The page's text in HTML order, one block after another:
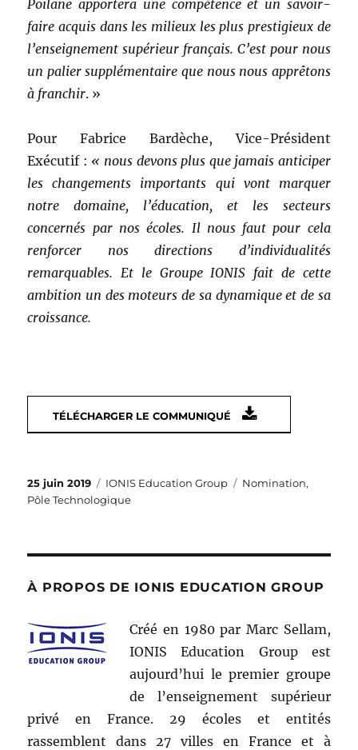
Poilane apportera une compétence et un savoir-
faire acquis dans les milieux les plus prestigieux de
l’enseignement supérieur français. C’est pour nous
un palier supplémentaire que nous nous apprêtons
à franchir. »
Pour Fabrice Bardèche, Vice-Président
Exécutif : « nous devons plus que jamais anticiper
les changements importants qui vont marquer
notre domaine, l’éducation, et les secteurs
concernés par nos écoles. Il nous faut pour cela
renforcer nos directions d’individualités
remarquables. Et le Groupe IONIS fait de cette
ambition un des moteurs de sa dynamique et de sa
croissance.
TÉLÉCHARGER LE COMMUNIQUÉ
Publié
le
25 juin 2019 Catégories
IONIS Education Group Étiquettes
Nomination,
Pôle Technologique
À PROPOS DE IONIS EDUCATION GROUP
Créé en 1980 par Marc Sellam,
IONIS Education Group est
aujourd’hui le premier groupe
de l’enseignement supérieur
privé en France. 29 écoles et entités
rassemblent dans 27 villes en France et à